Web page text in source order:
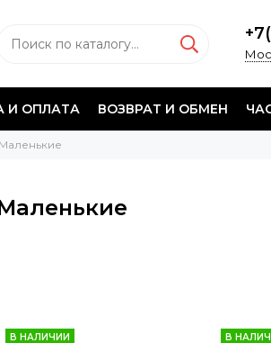
И ОПЛАТА ВОЗВРАТ И ОБМЕН
Маленькие
В НАЛИЧИИ В